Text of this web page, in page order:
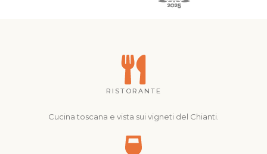
RISTORANTE
Cucina toscana e vista sui vigneti del Chianti.